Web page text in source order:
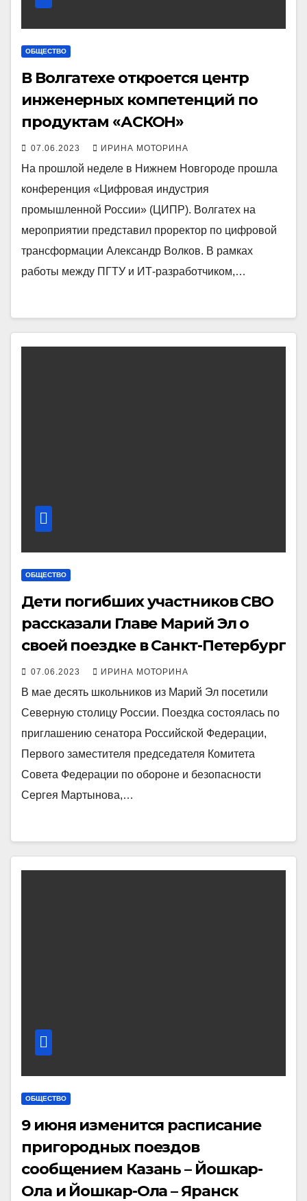
ОБЩЕСТВО
В Волгатехе откроется центр
инженерных компетенций по
продуктам «АСКОН»
07.06.2023 ИРИНА МОТОРИНА
На прошлой неделе в Нижнем Новгороде прошла
конференция «Цифровая индустрия
промышленной России» (ЦИПР). Волгатех на
мероприятии представил проректор по цифровой
трансформации Александр Волков. В рамках
работы между ПГТУ и ИТ-разработчиком,…
ОБЩЕСТВО
Дети погибших участников СВО
рассказали Главе Марий Эл о
своей поездке в Санкт-Петербург
07.06.2023 ИРИНА МОТОРИНА
В мае десять школьников из Марий Эл посетили
Северную столицу России. Поездка состоялась по
приглашению сенатора Российской Федерации,
Первого заместителя председателя Комитета
Совета Федерации по обороне и безопасности
Сергея Мартынова,…
ОБЩЕСТВО
9 июня изменится расписание
пригородных поездов
сообщением Казань – Йошкар-
Ола и Йошкар-Ола – Яранск